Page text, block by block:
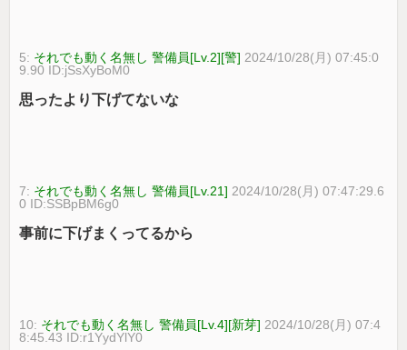
5: それでも動く名無し 警備員[Lv.2][警] 2024/10/28(月) 07:45:0
9.90 ID:jSsXyBoM0
思ったより下げてないな
7: それでも動く名無し 警備員[Lv.21] 2024/10/28(月) 07:47:29.6
0 ID:SSBpBM6g0
事前に下げまくってるから
10: それでも動く名無し 警備員[Lv.4][新芽] 2024/10/28(月) 07:4
8:45.43 ID:r1YydYlY0